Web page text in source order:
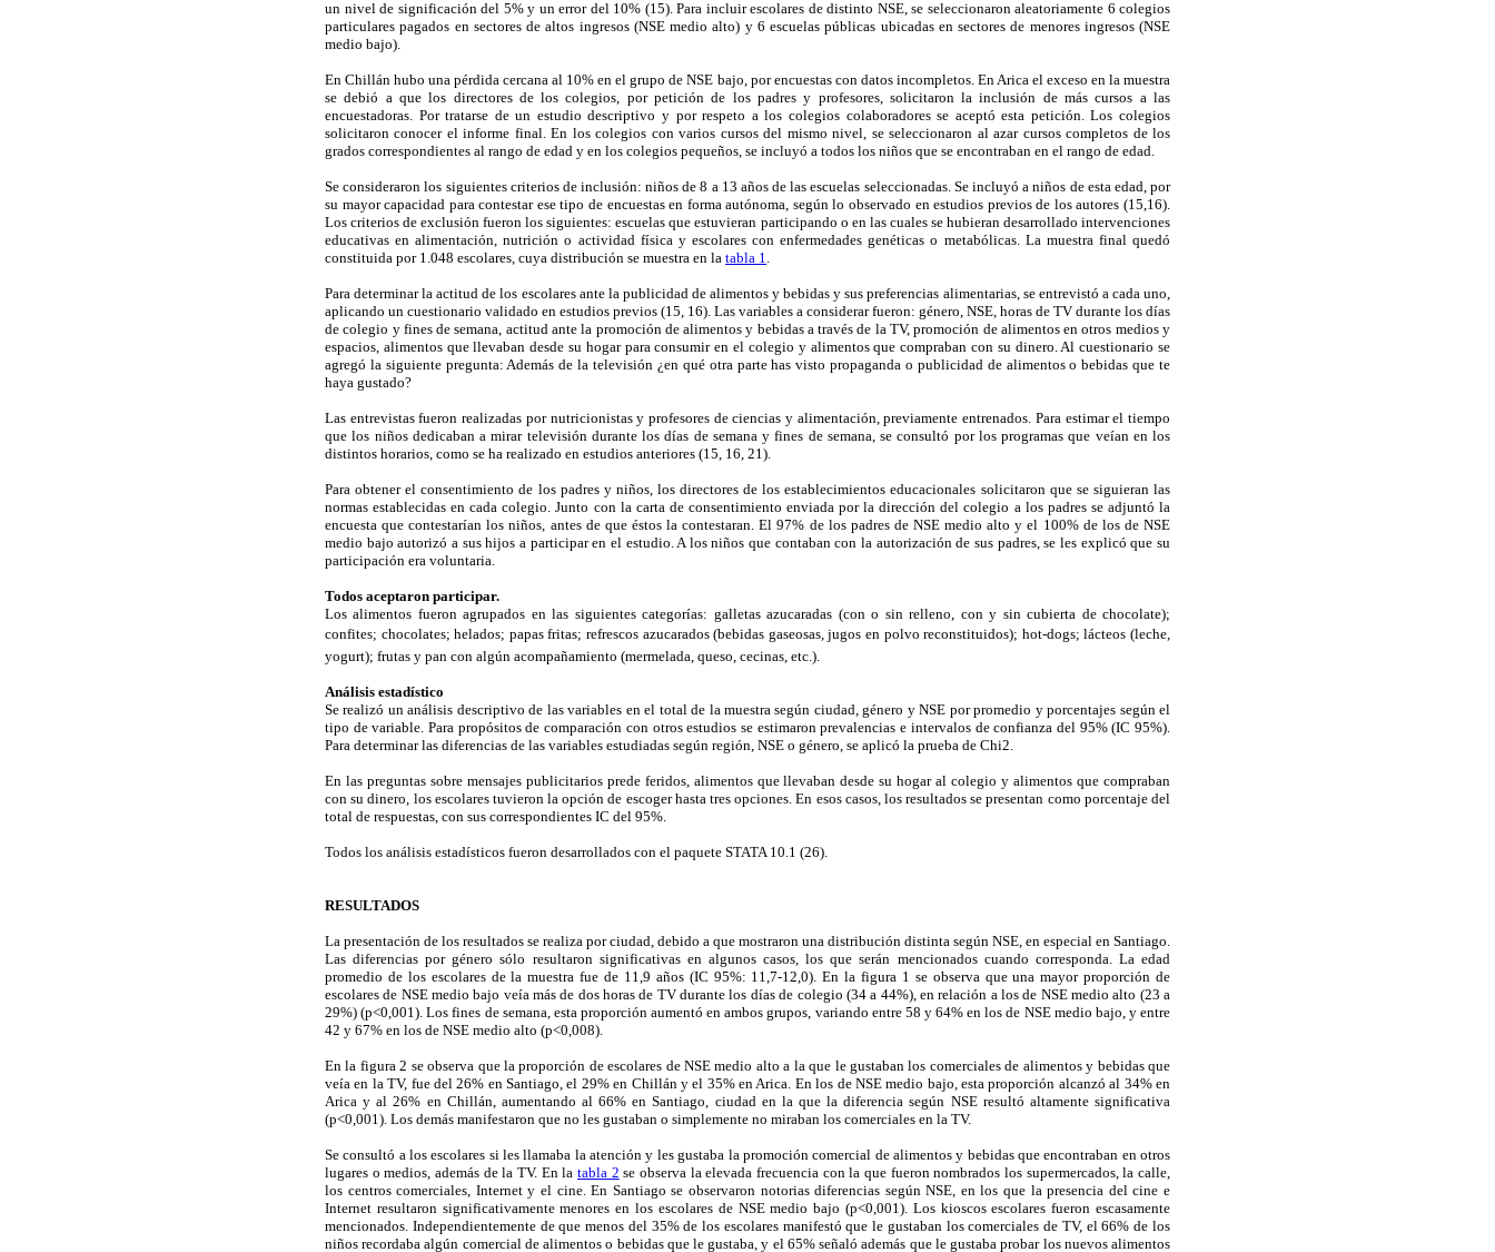
un nivel de significación del 5% y un error del 10% (15). Para incluir escolares de distinto NSE, se seleccionaron aleatoriamente 6 colegios
particulares pagados en sectores de altos ingresos (NSE medio alto) y 6 escuelas públicas ubicadas en sectores de menores ingresos (NSE
medio bajo).
En Chillán hubo una pérdida cercana al 10% en el grupo de NSE bajo, por encuestas con datos incompletos. En Arica el exceso en la muestra
se debió a que los directores de los colegios, por petición de los padres y profesores, solicitaron la inclusión de más cursos a las
encuestadoras. Por tratarse de un estudio descriptivo y por respeto a los colegios colaboradores se aceptó esta petición. Los colegios
solicitaron conocer el informe final. En los colegios con varios cursos del mismo nivel, se seleccionaron al azar cursos completos de los
grados correspondientes al rango de edad y en los colegios pequeños, se incluyó a todos los niños que se encontraban en el rango de edad.
Se consideraron los siguientes criterios de inclusión: niños de 8 a 13 años de las escuelas seleccionadas. Se incluyó a niños de esta edad, por
su mayor capacidad para contestar ese tipo de encuestas en forma autónoma, según lo observado en estudios previos de los autores (15,16).
Los criterios de exclusión fueron los siguientes: escuelas que estuvieran participando o en las cuales se hubieran desarrollado intervenciones
educativas en alimentación, nutrición o actividad física y escolares con enfermedades genéticas o metabólicas. La muestra final quedó
constituida por 1.048 escolares, cuya distribución se muestra en la tabla 1
Para determinar la actitud de los escolares ante la publicidad de alimentos y bebidas y sus preferencias alimentarias, se entrevistó a cada uno,
aplicando un cuestionario validado en estudios previos (15, 16). Las variables a considerar fueron: género, NSE, horas de TV durante los días
de colegio y fines de semana, actitud ante la promoción de alimentos y bebidas a través de la TV, promoción de alimentos en otros medios y
espacios, alimentos que llevaban desde su hogar para consumir en el colegio y alimentos que compraban con su dinero. Al cuestionario se
agregó la siguiente pregunta: Además de la televisión ¿en qué otra parte has visto propaganda o publicidad de alimentos o bebidas que te
haya gustado?
Las entrevistas fueron realizadas por nutricionistas y profesores de ciencias y alimentación, previamente entrenados. Para estimar el tiempo
que los niños dedicaban a mirar televisión durante los días de semana y fines de semana, se consultó por los programas que veían en los
distintos horarios, como se ha realizado en estudios anteriores (15, 16, 21).
Para obtener el consentimiento de los padres y niños, los directores de los establecimientos educacionales solicitaron que se siguieran las
normas establecidas en cada colegio. Junto con la carta de consentimiento enviada por la dirección del colegio a los padres se adjuntó la
encuesta que contestarían los niños, antes de que éstos la contestaran. El 97% de los padres de NSE medio alto y el 100% de los de NSE
medio bajo autorizó a sus hijos a participar en el estudio. A los niños que contaban con la autorización de sus padres, se les explicó que su
participación era voluntaria.
Todos aceptaron participar.
Los alimentos fueron agrupados en las siguientes categorías: galletas azucaradas (con o sin relleno, con y sin cubierta de chocolate);
confites; chocolates; helados; papas fritas; refrescos azucarados (bebidas gaseosas, jugos en polvo reconstituidos); hot-dogs; lácteos (leche,
yogurt); frutas y pan con algún acompañamiento (mermelada, queso, cecinas, etc.).
Análisis estadístico
Se realizó un análisis descriptivo de las variables en el total de la muestra según ciudad, género y NSE por promedio y porcentajes según el
tipo de variable. Para propósitos de comparación con otros estudios se estimaron prevalencias e intervalos de confianza del 95% (IC 95%).
Para determinar las diferencias de las variables estudiadas según región, NSE o género, se aplicó la prueba de Chi2.
En las preguntas sobre mensajes publicitarios prede feridos, alimentos que llevaban desde su hogar al colegio y alimentos que compraban
con su dinero, los escolares tuvieron la opción de escoger hasta tres opciones. En esos casos, los resultados se presentan como porcentaje del
total de respuestas, con sus correspondientes IC del 95%.
Todos los análisis estadísticos fueron desarrollados con el paquete STATA 10.1 (26).
RESULTADOS
La presentación de los resultados se realiza por ciudad, debido a que mostraron una distribución distinta según NSE, en especial en Santiago.
Las diferencias por género sólo resultaron significativas en algunos casos, los que serán mencionados cuando corresponda. La edad
promedio de los escolares de la muestra fue de 11,9 años (IC 95%: 11,7-12,0). En la figura 1 se observa que una mayor proporción de
escolares de NSE medio bajo veía más de dos horas de TV durante los días de colegio (34 a 44%), en relación a los de NSE medio alto (23 a
29%) (p<0,001). Los fines de semana, esta proporción aumentó en ambos grupos, variando entre 58 y 64% en los de NSE medio bajo, y entre
42 y 67% en los de NSE medio alto (p<0,008).
En la figura 2 se observa que la proporción de escolares de NSE medio alto a la que le gustaban los comerciales de alimentos y bebidas que
veía en la TV, fue del 26% en Santiago, el 29% en Chillán y el 35% en Arica. En los de NSE medio bajo, esta proporción alcanzó al 34% en
Arica y al 26% en Chillán, aumentando al 66% en Santiago, ciudad en la que la diferencia según NSE resultó altamente significativa
(p<0,001). Los demás manifestaron que no les gustaban o simplemente no miraban los comerciales en la TV.
Se consultó a los escolares si les llamaba la atención y les gustaba la promoción comercial de alimentos y bebidas que encontraban en otros
lugares o medios, además de la TV. En la tabla 2 se observa la elevada frecuencia con la que fueron nombrados los supermercados, la calle,
los centros comerciales, Internet y el cine. En Santiago se observaron notorias diferencias según NSE, en los que la presencia del cine e
Internet resultaron significativamente menores en los escolares de NSE medio bajo (p<0,001). Los kioscos escolares fueron escasamente
mencionados. Independientemente de que menos del 35% de los escolares manifestó que le gustaban los comerciales de TV, el 66% de los
niños recordaba algún comercial de alimentos o bebidas que le gustaba, y el 65% señaló además que le gustaba probar los nuevos alimentos